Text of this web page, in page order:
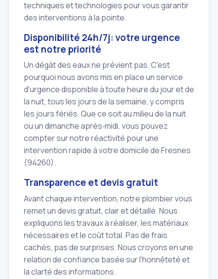
techniques et technologies pour vous garantir
des interventions à la pointe.
Disponibilité 24h/7j: votre urgence
est notre priorité
Un dégât des eaux ne prévient pas. C'est
pourquoi nous avons mis en place un service
d'urgence disponible à toute heure du jour et de
la nuit, tous les jours de la semaine, y compris
les jours fériés. Que ce soit au milieu de la nuit
ou un dimanche après‑midi, vous pouvez
compter sur notre réactivité pour une
intervention rapide à votre domicile de Fresnes
(94260).
Transparence et devis gratuit
Avant chaque intervention, notre plombier vous
remet un devis gratuit, clair et détaillé. Nous
expliquons les travaux à réaliser, les matériaux
nécessaires et le coût total. Pas de frais
cachés, pas de surprises. Nous croyons en une
relation de confiance basée sur l'honnêteté et
la clarté des informations.